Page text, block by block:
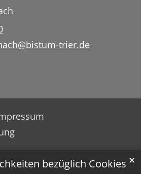
bezüglich Cookies ✕
trier.de